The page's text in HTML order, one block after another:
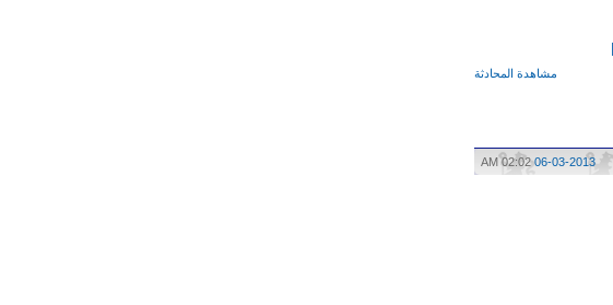
مشاهدة المحادثة
06-03-2013
02:02 AM